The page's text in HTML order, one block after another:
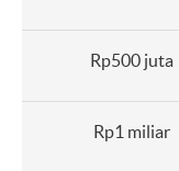
Rp500 juta
Rp1 miliar